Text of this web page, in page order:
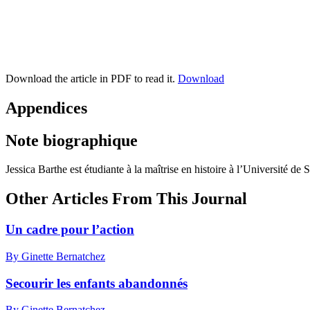
Download the article in PDF to read it. Download
Appendices
Note biographique
Jessica Barthe est étudiante à la maîtrise en histoire à l’Université de
Other Articles From This Journal
Un cadre pour l’action
By Ginette Bernatchez
Secourir les enfants abandonnés